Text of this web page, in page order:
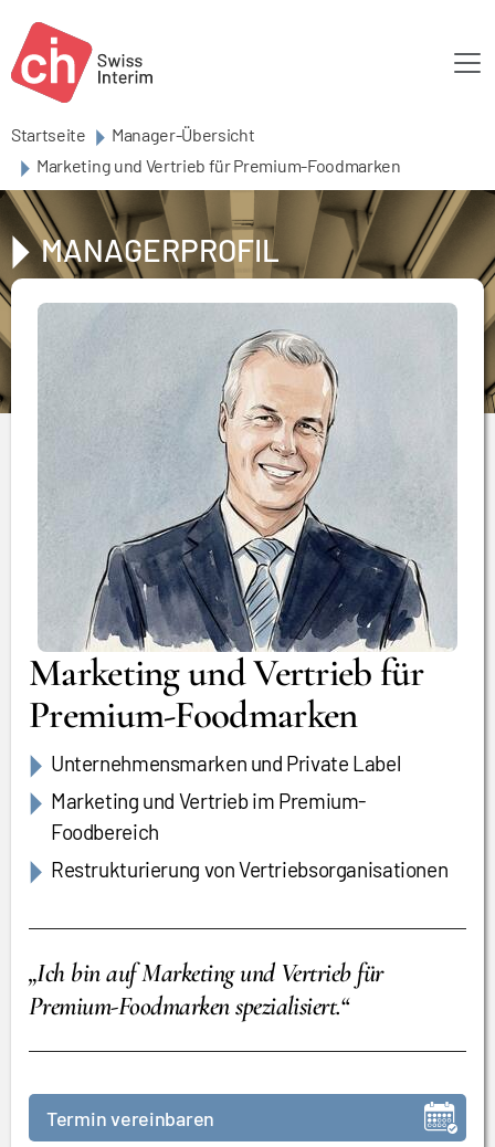
Startseite
Manager-Übersicht
Marketing und Vertrieb für Premium-Foodmarken
MANAGERPROFIL
Marketing und Vertrieb für
Premium-Foodmarken
Unternehmensmarken und Private Label
Marketing und Vertrieb im Premium-
Foodbereich
Restrukturierung von Vertriebsorganisationen
„Ich bin auf Marketing und Vertrieb für
Premium-Foodmarken spezialisiert.“
Termin vereinbaren